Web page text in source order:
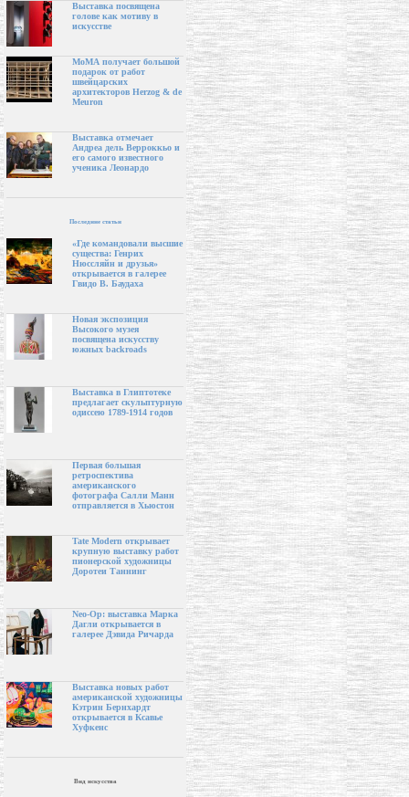
Выставка посвящена
голове как мотиву в
искусстве
МоМА получает большой
подарок от работ
швейцарских
архитекторов Herzog & de
Meuron
Выставка отмечает
Андреа дель Верроккьо и
его самого известного
ученика Леонардо
Последние статьи
«Где командовали высшие
существа: Генрих
Нюссляйн и друзья»
открывается в галерее
Гвидо В. Баудаха
Новая экспозиция
Высокого музея
посвящена искусству
южных backroads
Выставка в Глиптотеке
предлагает скульптурную
одиссею 1789-1914 годов
Первая большая
ретроспектива
американского
фотографа Салли Манн
отправляется в Хьюстон
Tate Modern открывает
крупную выставку работ
пионерской художницы
Доротеи Таннинг
Neo-Op: выставка Марка
Дагли открывается в
галерее Дэвида Ричарда
Выставка новых работ
американской художницы
Кэтрин Бернхардт
открывается в Ксавье
Хуфкенс
Вид искусства